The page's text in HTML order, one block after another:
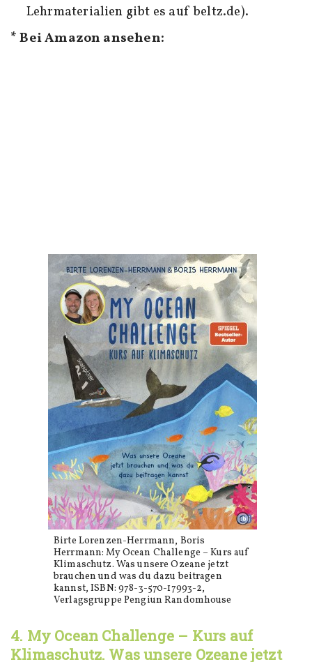
Lehrmaterialien gibt es auf beltz.de).
* Bei Amazon ansehen:
Birte Lorenzen-Herrmann, Boris
Herrmann: My Ocean Challenge – Kurs auf
Klimaschutz. Was unsere Ozeane jetzt
brauchen und was du dazu beitragen
kannst, ISBN: 978-3-570-17993-2,
Verlagsgruppe Pengiun Randomhouse
4. My Ocean Challenge – Kurs auf
Klimaschutz. Was unsere Ozeane jetzt